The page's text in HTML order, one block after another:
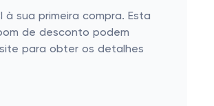
sua primeira compra. Esta
de desconto podem
para obter os detalhes